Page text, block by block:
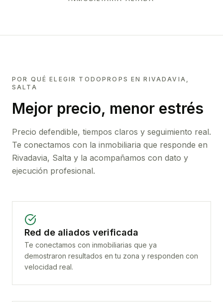
POR QUÉ ELEGIR TODOPROPS ENRIVADAVIA,
SALTA
Mejor precio, menor estrés
Precio defendible, tiempos claros y seguimiento real.
Te conectamos con la inmobiliaria que responde en
Rivadavia, Salta y la acompañamos con dato y
ejecución profesional.
Red de aliados verificada
Te conectamos con inmobiliarias que ya
demostraron resultados en tu zona y responden con
velocidad real.